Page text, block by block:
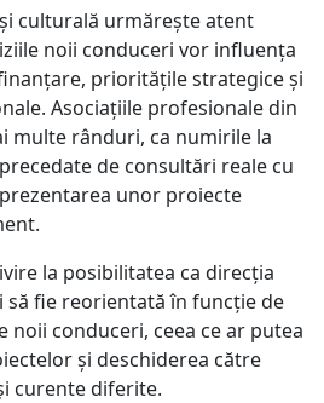
culturală urmărește atent
noii conduceri vor influența
prioritățile strategice și
Asociațiile profesionale din
multe rânduri, ca numirile la
de consultări reale cu
unor proiecte
la posibilitatea ca direcția
fie reorientată în funcție de
noii conduceri, ceea ce ar putea
și deschiderea către
curente diferite.